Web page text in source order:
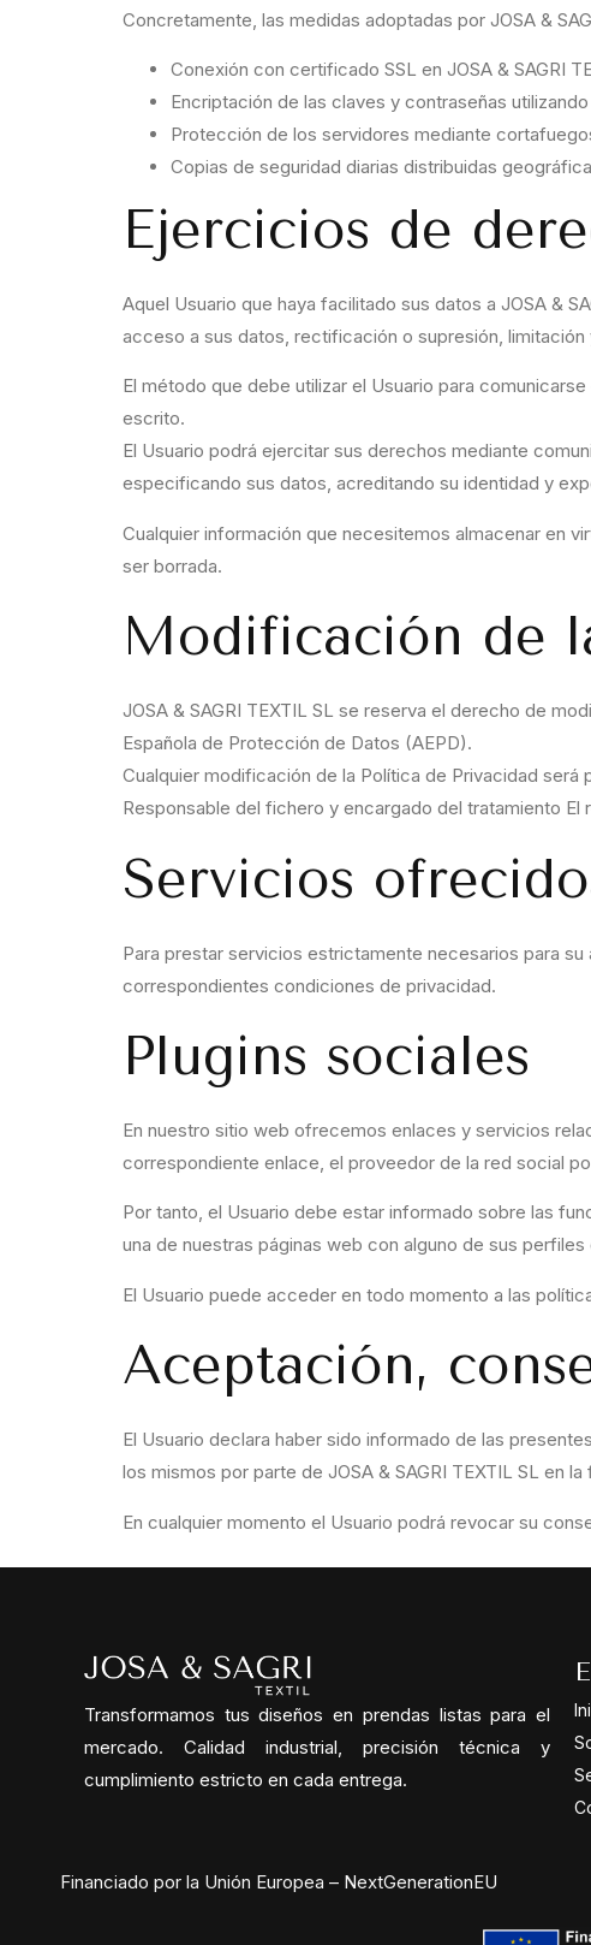
Concretamente, las medidas adoptadas por JOSA &
Conexión con certificado SSL en JOSA & SAGRI
Encriptación de las claves y contraseñas
Protección de los servidores mediante
Copias de seguridad diarias distribuidas
Ejercicios de
Aquel Usuario que haya facilitado sus datos a JOSA &
acceso a sus datos, rectificación o supresión,
El método que debe utilizar el Usuario para
escrito.
El Usuario podrá ejercitar sus derechos mediante
especificando sus datos, acreditando su identidad y
Cualquier información que necesitemos almacenar en
ser borrada.
Modificación de
JOSA & SAGRI TEXTIL SL se reserva el derecho de
Española de Protección de Datos (AEPD).
Cualquier modificación de la Política de Privacidad
Responsable del fichero y encargado del tratamiento El
Servicios
Para prestar servicios estrictamente necesarios para
correspondientes condiciones de privacidad.
Plugins sociales
En nuestro sitio web ofrecemos enlaces y servicios
correspondiente enlace, el proveedor de la red social
Por tanto, el Usuario debe estar informado sobre las
una de nuestras páginas web con alguno de sus
El Usuario puede acceder en todo momento a las
Aceptación,
El Usuario declara haber sido informado de las
los mismos por parte de JOSA & SAGRI TEXTIL SL en
En cualquier momento el Usuario podrá revocar su
Transformamos tus diseños en prendas listas para el
mercado. Calidad industrial, precisión técnica y
cumplimiento estricto en cada entrega.
Financiado por la Unión Europea – NextGenerationEU